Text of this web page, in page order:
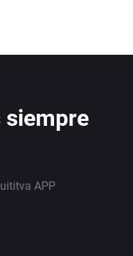
siempre
APP